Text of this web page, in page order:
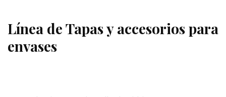
Línea de Tapas y accesorios para
envases